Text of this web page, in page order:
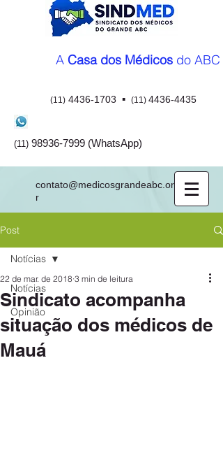
A Casa dos Médicos do ABC
(11) 4436-1703 ▪ (11) 4436-4435
(11) 98936-7999 (WhatsApp)
contato@medicosgrandeabc.org.b
r
Post
Notícias
Opinião
Notícias
Sindicato acompanha
situação dos médicos de
Mauá
22 de mar. de 2018 3 min de leitura